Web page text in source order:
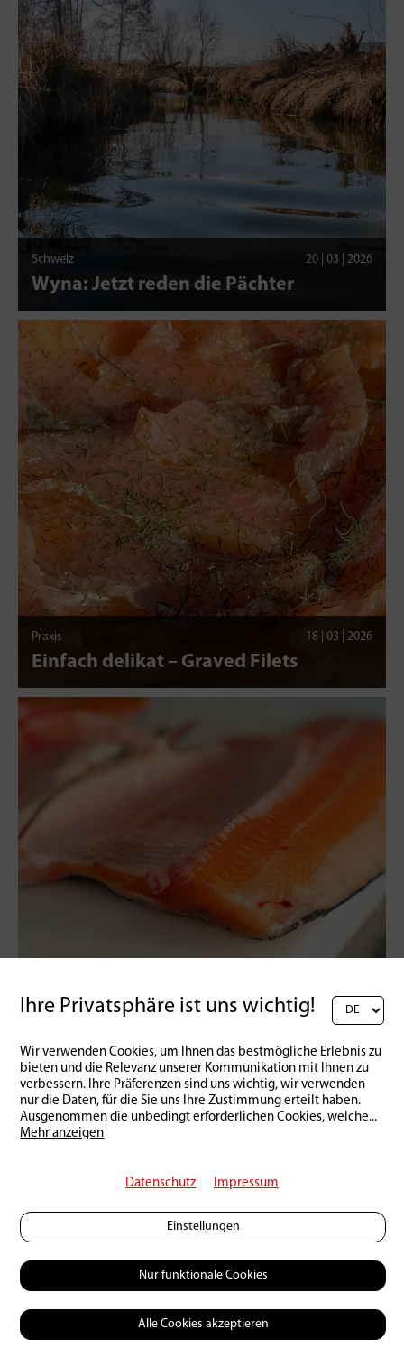
Schweiz 20 | 03 | 2026
Wyna: Jetzt reden die Pächter
Praxis 18 | 03 | 2026
Einfach delikat – Graved Filets
Schweiz | Produkte 16 | 03 | 2026
Ihre Privatsphäre ist uns wichtig!
Wir verwenden Cookies, um Ihnen das bestmögliche Erlebnis zu
bieten und die Relevanz unserer Kommunikation mit Ihnen zu
verbessern. Ihre Präferenzen sind uns wichtig, wir verwenden
nur die Daten, für die Sie uns Ihre Zustimmung erteilt haben.
Ausgenommen die unbedingt erforderlichen Cookies, welche...
Mehr anzeigen
Datenschutz Impressum
Einstellungen
Nur funktionale Cookies
Alle Cookies akzeptieren